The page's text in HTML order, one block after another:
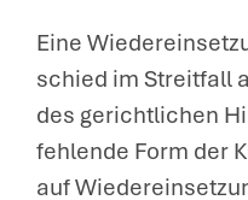
Eine
schied im Streitfall
des gerichtlichen
fehlende Form der
auf